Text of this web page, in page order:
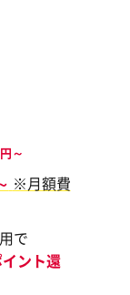
円～
※月額費
で
ント還